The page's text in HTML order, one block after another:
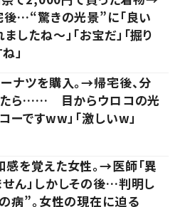
後…“驚きの光景”に「良い
したね～」「お宝だ」「掘り
」
ナツを購入。→帰宅後、分
たら…… 目からウロコの光
ーですww」「激しいw」
を覚えた女性。→医師「異
ん」しかしその後…判明し
病”。女性の現在に迫る